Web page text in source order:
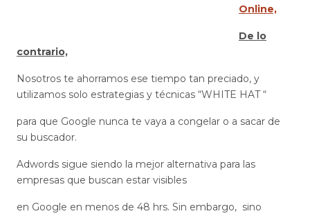
Online,
De lo
contrario,
Nosotros te ahorramos ese tiempo tan preciado, y
utilizamos solo estrategias y técnicas “WHITE HAT “
para que Google nunca te vaya a congelar o a sacar de
su buscador.
Adwords sigue siendo la mejor alternativa para las
empresas que buscan estar visibles
en Google en menos de 48 hrs. Sin embargo, sino